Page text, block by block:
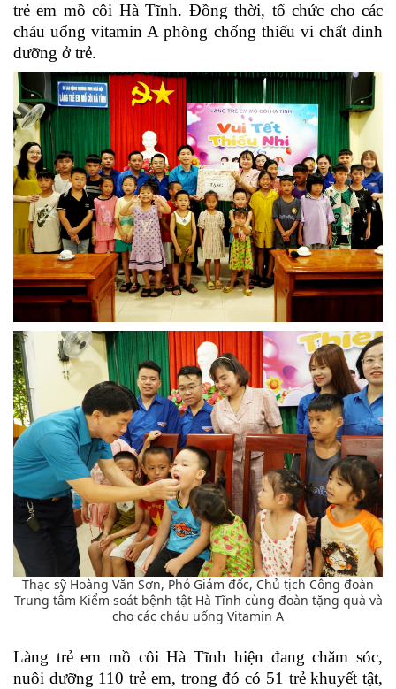
trẻ em mồ côi Hà Tĩnh. Đồng thời, tổ chức cho các
cháu uống vitamin A phòng chống thiếu vi chất dinh
dưỡng ở trẻ.
Thạc sỹ Hoàng Văn Sơn, Phó Giám đốc, Chủ tịch Công đoàn
Trung tâm Kiểm soát bệnh tật Hà Tĩnh cùng đoàn tặng quà và
cho các cháu uống Vitamin A
Làng trẻ em mồ côi Hà Tĩnh hiện đang chăm sóc,
nuôi dưỡng 110 trẻ em, trong đó có 51 trẻ khuyết tật,